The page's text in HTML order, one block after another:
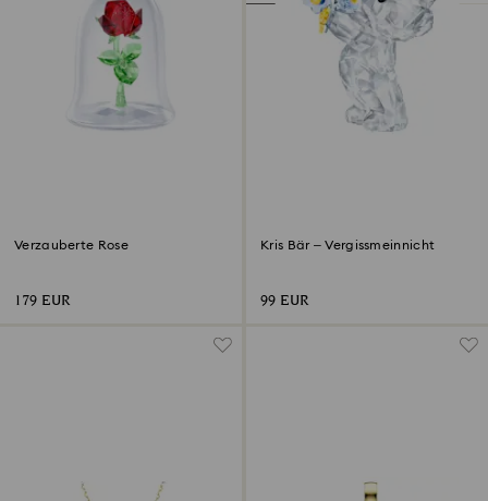
Verzauberte Rose
179 EUR
Kris Bär – Vergissmeinnicht
99 EUR